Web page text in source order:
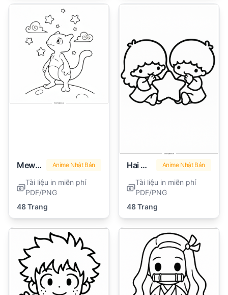
Mewtwo Anime Nhật Bản
Tài liệu in miễn phí
PDF/PNG
48 Trang
Hai Ngôi Sao Nhỏ Anime Nhật Bản
Tài liệu in miễn phí
PDF/PNG
48 Trang